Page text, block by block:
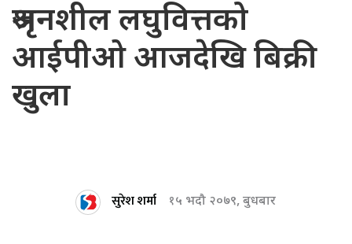
श्रृजनशील लघुवित्तको
आईपीओ आजदेखि बिक्री
खुला
सुरेश शर्मा १५ भदौ २०७९, बुधबार